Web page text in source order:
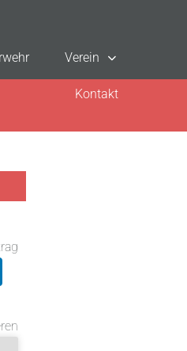
Verein
Kontakt